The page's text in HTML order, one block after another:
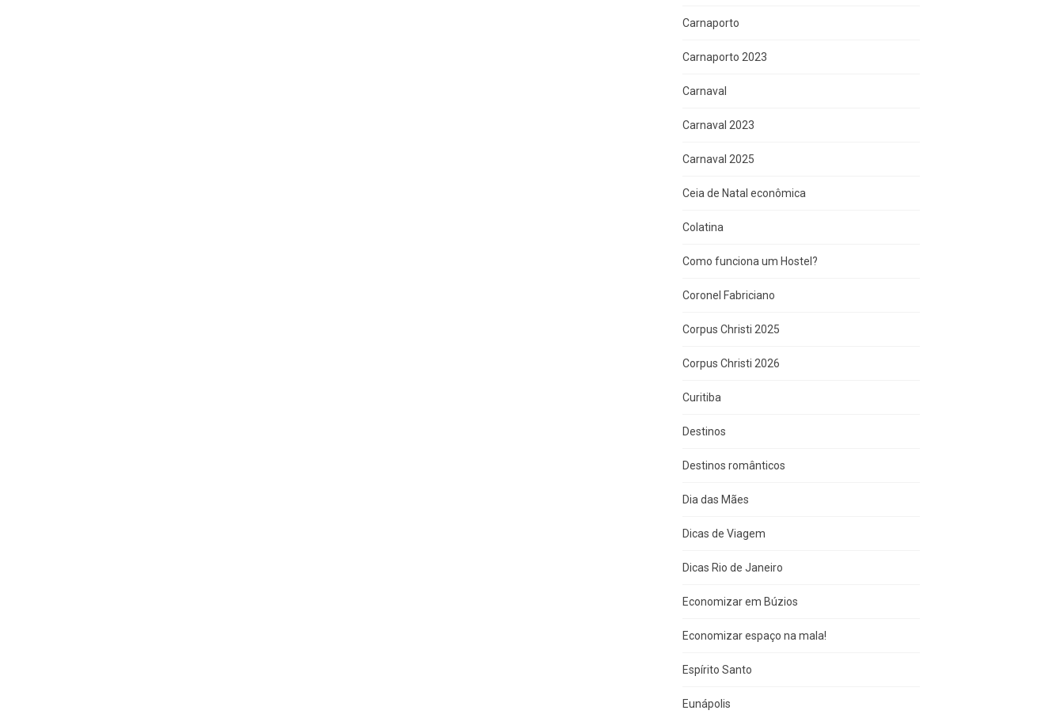
Carnaporto
Carnaporto 2023
Carnaval
Carnaval 2023
Carnaval 2025
Ceia de Natal econômica
Colatina
Como funciona um Hostel?
Coronel Fabriciano
Corpus Christi 2025
Corpus Christi 2026
Curitiba
Destinos
Destinos românticos
Dia das Mães
Dicas de Viagem
Dicas Rio de Janeiro
Economizar em Búzios
Economizar espaço na mala!
Espírito Santo
Eunápolis